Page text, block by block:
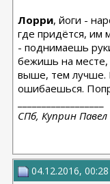
Лорри, йоги -
где придётся, им
- поднимаешь
бежишь на месте,
выше, тем лучше.
ошибаешься.
СПб, Куприн
04.12.2016, 00:28